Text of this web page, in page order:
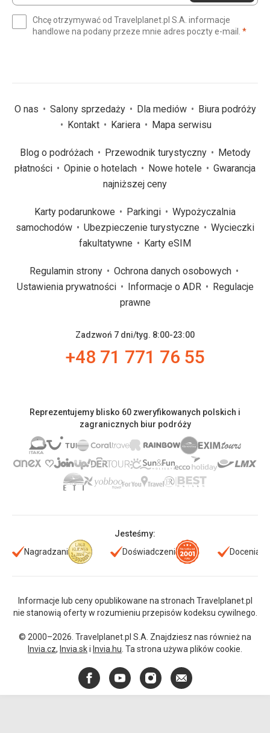
(wymagane)
Chcę otrzymywać od Travelplanet.pl S.A. informacje
handlowe na podany przeze mnie adres poczty e-mail. *
O nas Salony sprzedaży Dla mediów
Biura podróży
Kontakt
Kariera Mapa serwisu
Blog o podróżach Przewodnik turystyczny
Metody
płatności
Opinie o hotelach Nowe hotele
Gwarancja
najniższej ceny
Karty podarunkowe Parkingi
Wypożyczalnia
samochodów
Ubezpieczenie turystyczne
Wycieczki
fakultatywne
Karty eSIM
Regulamin strony
Ochrona danych osobowych
Ustawienia prywatności
Informacje o ADR
Regulacje
prawne
Zadzwoń 7 dni/tyg. 8:00-23:00
+48 71 771 76 55
Reprezentujemy blisko 60 zweryfikowanych polskich i
zagranicznych biur podróży
Jesteśmy:
Nagradzani
Doświadczeni Doceniani
Informacje lub ceny opublikowane na stronach Travelplanet.pl
nie stanowią oferty w rozumieniu przepisów kodeksu cywilnego.
© 2000–2026. Travelplanet.pl S.A. Znajdziesz nas również na
Invia.cz, Invia.ski Invia.hu . Ta strona używa plików cookie.
FacebookYouTubeInstagram
E-
mail